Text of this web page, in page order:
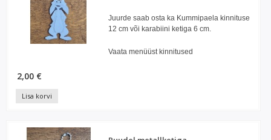
Juurde saab osta ka Kummipaela kinnituse
12 cm või karabiini ketiga 6 cm.
Vaata menüüst kinnitused
2,00 €
Lisa korvi